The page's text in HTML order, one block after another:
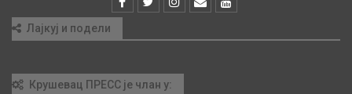
Лајкуј и подели
Крушевац ПРЕСС је члан у: